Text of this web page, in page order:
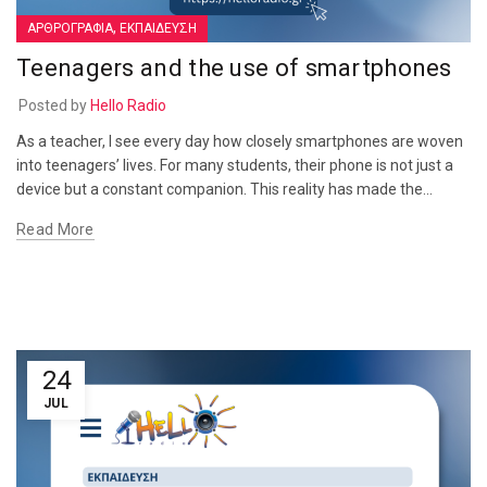
ΑΡΘΡΟΓΡΑΦΙΑ, ΕΚΠΑΙΔΕΥΣΗ
Teenagers and the use of smartphones
Posted by Hello Radio
As a teacher, I see every day how closely smartphones are woven
into teenagers’ lives. For many students, their phone is not just a
device but a constant companion. This reality has made the...
Read More
24
JUL